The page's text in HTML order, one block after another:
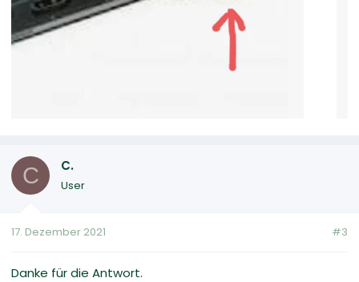
C C.
User
17. Dezember 2021 #3
Danke für die Antwort.